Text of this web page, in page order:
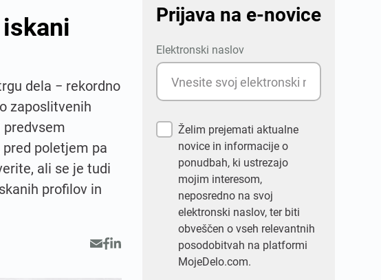
dela − rekordno
zaposlitvenih
predvsem
poletjem pa
ali se je tudi
profilov in
Prijava na e-novice
Elektronski naslov
Želim prejemati aktualne
novice in informacije o
ponudbah, ki ustrezajo
mojim interesom,
neposredno na svoj
elektronski naslov, ter biti
obveščen o vseh relevantnih
posodobitvah na platformi
MojeDelo.com.